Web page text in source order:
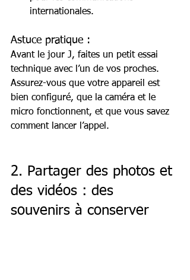
internationales.
Astuce pratique :
Avant le jour J, faites un petit essai
technique avec l’un de vos proches.
Assurez-vous que votre appareil est
bien configuré, que la caméra et le
micro fonctionnent, et que vous savez
comment lancer l’appel.
2. Partager des photos et
des vidéos : des
souvenirs à conserver